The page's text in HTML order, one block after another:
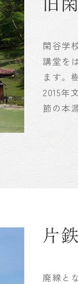
閑谷学
講堂を
ます。
2015年
節の本
片
廃線と